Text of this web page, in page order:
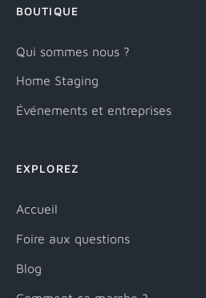
BOUTIQUE
Qui sommes nous ?
Home Staging
Événements et entreprises
EXPLOREZ
Accueil
Foire aux questions
Blog